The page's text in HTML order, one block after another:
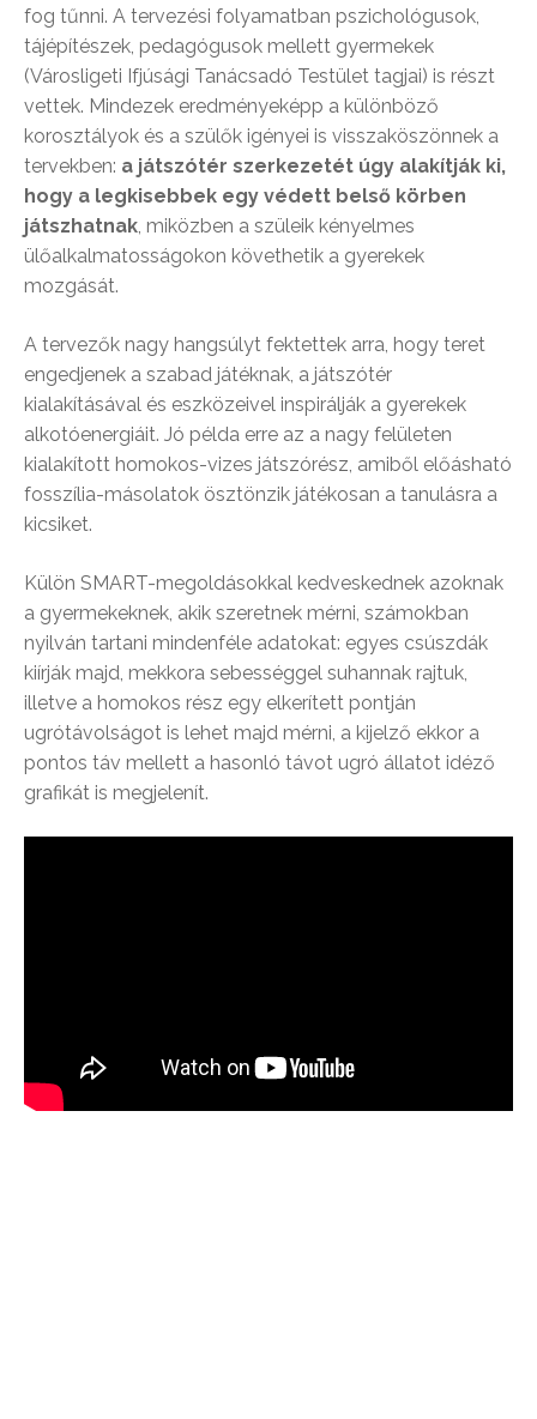
fog tűnni. A tervezési folyamatban pszichológusok,
tájépítészek, pedagógusok mellett gyermekek
(Városligeti Ifjúsági Tanácsadó Testület tagjai) is részt
vettek. Mindezek eredményeképp a különböző
korosztályok és a szülők igényei is visszaköszönnek a
tervekben: a játszótér szerkezetét úgy alakítják ki,
hogy a legkisebbek egy védett belső körben
játszhatnak, miközben a szüleik kényelmes
ülőalkalmatosságokon követhetik a gyerekek
mozgását.
A tervezők nagy hangsúlyt fektettek arra, hogy teret
engedjenek a szabad játéknak, a játszótér
kialakításával és eszközeivel inspirálják a gyerekek
alkotóenergiáit. Jó példa erre az a nagy felületen
kialakított homokos-vizes játszórész, amiből előásható
fosszília-másolatok ösztönzik játékosan a tanulásra a
kicsiket.
Külön SMART-megoldásokkal kedveskednek azoknak
a gyermekeknek, akik szeretnek mérni, számokban
nyilván tartani mindenféle adatokat: egyes csúszdák
kiírják majd, mekkora sebességgel suhannak rajtuk,
illetve a homokos rész egy elkerített pontján
ugrótávolságot is lehet majd mérni, a kijelző ekkor a
pontos táv mellett a hasonló távot ugró állatot idéző
grafikát is megjelenít.